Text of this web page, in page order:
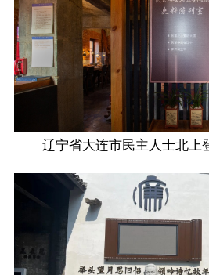
辽宁省大连市民主人士北上